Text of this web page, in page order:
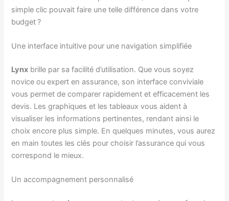
simple clic pouvait faire une telle différence dans votre
budget ?
Une interface intuitive pour une navigation simplifiée
Lynx brille par sa facilité d’utilisation. Que vous soyez
novice ou expert en assurance, son interface conviviale
vous permet de comparer rapidement et efficacement les
devis. Les graphiques et les tableaux vous aident à
visualiser les informations pertinentes, rendant ainsi le
choix encore plus simple. En quelques minutes, vous aurez
en main toutes les clés pour choisir l’assurance qui vous
correspond le mieux.
Un accompagnement personnalisé